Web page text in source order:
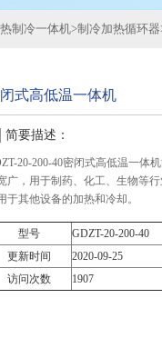
制冷一体机>制冷加热循环器
式高低温一体机
简要描述：
20-200-40密闭式高低温一体
广，用于制药、化工、生物等
于其他设备的加热和冷却。
型号
GDZT-20-200-40
更新时间
2020-09-25
访问次数
1907